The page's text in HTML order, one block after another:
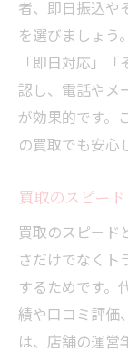
者、即日振込や
を選びましょう
「即日対応」
認し、電話やメ
が効果的です。
の買取でも安心
買取のスピー
買取のスピード
さだけでなくト
するためです。
績や口コミ評価
は、店舗の運営